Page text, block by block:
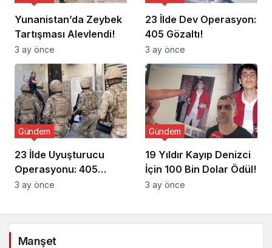
Yunanistan’da Zeybek
Tartışması Alevlendi!
3 ay önce
23 İlde Dev Operasyon:
405 Gözaltı!
3 ay önce
23 İlde Uyuşturucu
Operasyonu: 405
Gözaltı!
Gündem
3 ay önce
19 Yıldır Kayıp Denizci
İçin 100 Bin Dolar Ödül!
Gündem
3 ay önce
Manşet